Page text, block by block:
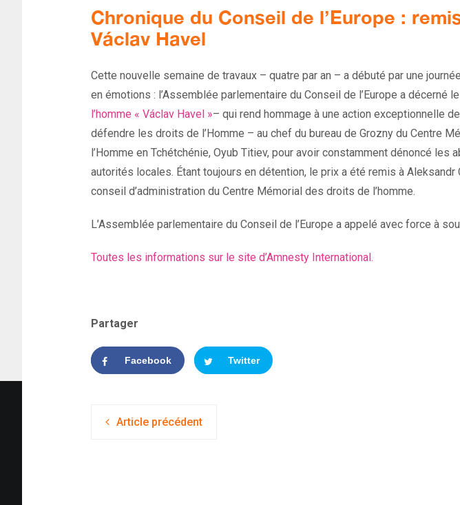
Chronique du Conseil de l’Europe :
Václav Havel
Cette nouvelle semaine de travaux – quatre par an – a débuté par une
en émotions : l’Assemblée parlementaire du Conseil de l’Europe a décerné
l’homme « Václav Havel »– qui rend hommage à une action exceptionnelle
défendre les droits de l’Homme – au chef du bureau de Grozny du Centre
l’Homme en Tchétchénie, Oyub Titiev, pour avoir constamment dénoncé les
autorités locales. Étant toujours en détention, le prix a été remis à Aleksandr
conseil d’administration du Centre Mémorial des droits de l’homme.
L’Assemblée parlementaire du Conseil de l’Europe a appelé avec force à
Toutes les informations sur le site d’Amnesty International.
Partager
Facebook Twitter
Article précédent